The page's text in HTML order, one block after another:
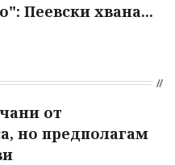
Пеевски хвана...
от
но предполагам